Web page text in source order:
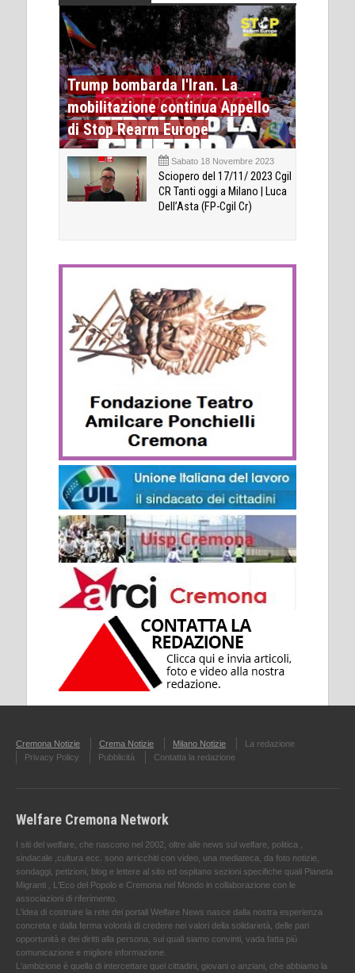
Trump bombarda l'Iran. La
mobilitazione continua Appello
di Stop Rearm Europe
Sabato 18 Novembre 2023
Sciopero del 17/11/ 2023 Cgil
CR Tanti oggi a Milano | Luca
Dell’Asta (FP-Cgil Cr)
Cremona Notizie Crema Notizie Milano Notizie
La redazione
Privacy Policy
Pubblicità Contatta la redazione
Welfare Cremona Network
I siti del welfare, che nascono nel 2002, oltre alle news sul welfare, politica ,
sindacale ,cultura ecc. sono arricchiti con video, una mediateca, da foto notizie,
sondaggi, petizioni, blog e lettere al sito ed ospitano sezioni specifiche quali Pianeta
Migranti , L'Eco del Popolo e Cremona nel Mondo in collaborazione con le
associazioni di riferimento.
L'idea di costruire la rete dei portali Welfare News nasce dalla nostra esperienza
concreta e dalla ferma volontà di credere nei valori della solidarietà, delle pari
opportunità e dei diritti alla persona, sui quali siamo convinti, vada fatta più
comunicazione e migliore informazione.
L'ambizione è quella di intercettare quei cittadini, giovani o anziani, che abbiamo la